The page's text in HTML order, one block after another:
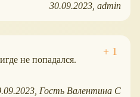
30.09.2023 admin
не попадался.
Гость Валентина С